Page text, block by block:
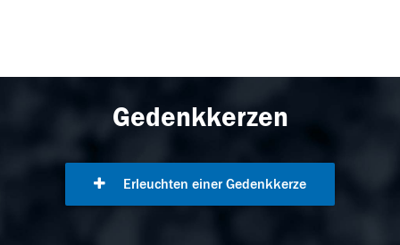
Gedenkkerzen
Erleuchten einer Gedenkkerze